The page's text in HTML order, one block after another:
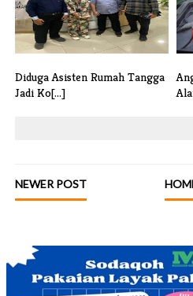
Diduga Asisten Rumah Tangga
Jadi Ko[...]
NEWER POST